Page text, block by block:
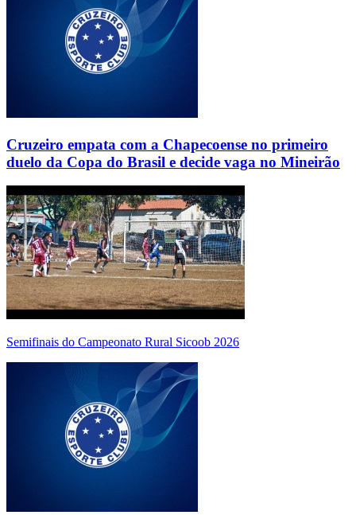
Cruzeiro empata com a Chapecoense no primeiro
duelo da Copa do Brasil e decide vaga no Mineirão
Semifinais do Campeonato Rural Sicoob 2026